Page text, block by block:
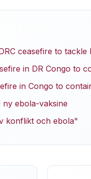
ceasefire to tackle
in DR Congo to
in Congo to
ebola-vaksine
konflikt och ebola"